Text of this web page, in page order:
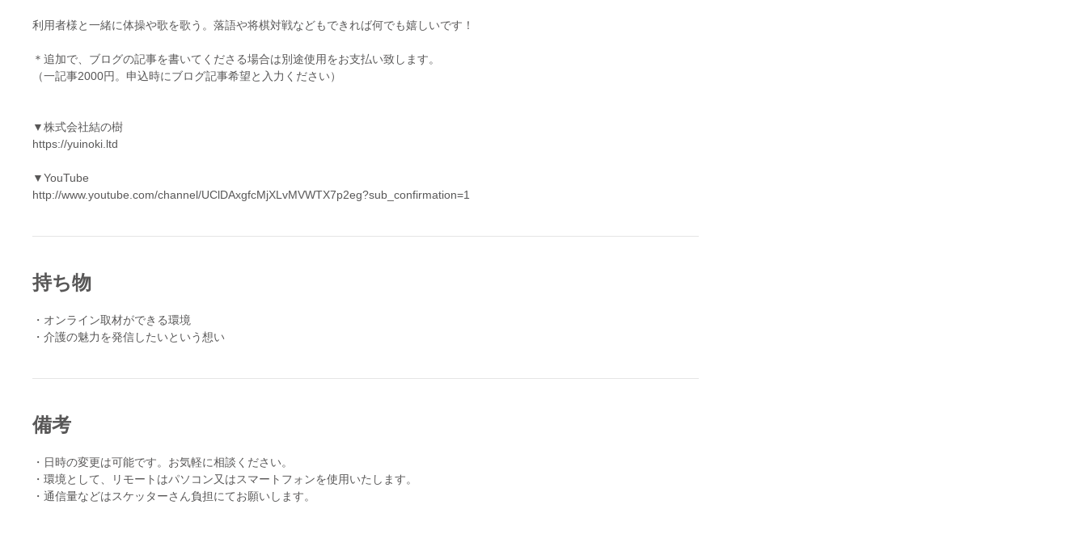
利用者様と一緒に体操や歌を歌う。落語や将棋対戦などもできれば何でも嬉しいです！
＊追加で、ブログの記事を書いてくださる場合は別途使用をお支払い致します。
（一記事2000円。申込時にブログ記事希望と入力ください）
▼株式会社結の樹
https://yuinoki.ltd
▼YouTube
http://www.youtube.com/channel/UClDAxgfcMjXLvMVWTX7p2eg?sub_confirmation=1
持ち物
・オンライン取材ができる環境
・介護の魅力を発信したいという想い
備考
・日時の変更は可能です。お気軽に相談ください。
・環境として、リモートはパソコン又はスマートフォンを使用いたします。
・通信量などはスケッターさん負担にてお願いします。